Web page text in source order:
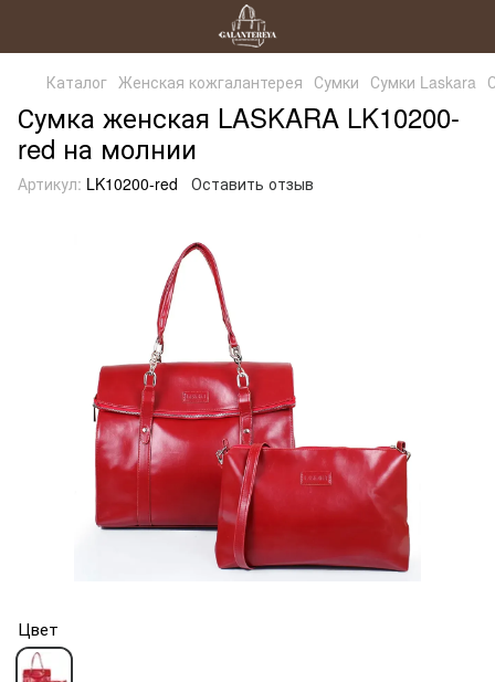
Каталог Женская кожгалантерея Сумки Сумки Laskara
Сумка женская LASKARA LK10200-
red на молнии
Артикул: LK10200-red Оставить отзыв
Цвет